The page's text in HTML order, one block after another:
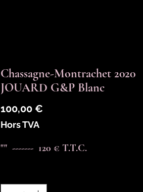
Chassagne-Montrachet 2020
JOUARD G&P Blanc
100,00 €
Hors TVA
""  -------  120 € T.T.C.